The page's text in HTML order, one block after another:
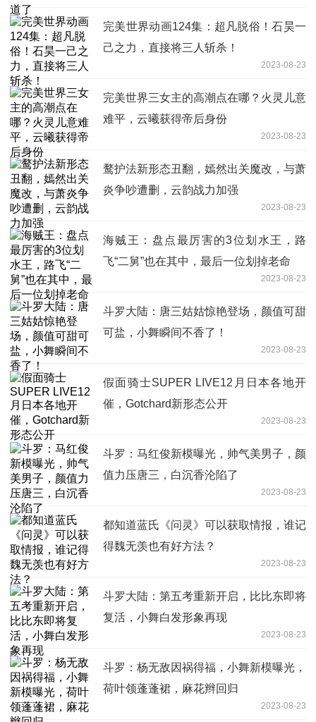
完美世界动画124集：超凡脱俗！石昊一
己之力，直接将三人斩杀！
2023-08-23
完美世界三女主的高潮点在哪？火灵儿意
难平，云曦获得帝后身份
2023-08-23
鹜护法新形态丑翻，嫣然出关魔改，与萧
炎争吵遭删，云韵战力加强
2023-08-23
海贼王：盘点最厉害的3位划水王，路
飞“二舅”也在其中，最后一位划掉老命
2023-08-23
斗罗大陆：唐三姑姑惊艳登场，颜值可甜
可盐，小舞瞬间不香了！
2023-08-23
假面骑士SUPER LIVE12月日本各地开
催，Gotchard新形态公开
2023-08-23
斗罗：马红俊新模曝光，帅气美男子，颜
值力压唐三，白沉香沦陷了
2023-08-23
都知道蓝氏《问灵》可以获取情报，谁记
得魏无羡也有好方法？
2023-08-23
斗罗大陆：第五考重新开启，比比东即将
复活，小舞白发形象再现
2023-08-23
斗罗：杨无敌因祸得福，小舞新模曝光，
荷叶领蓬蓬裙，麻花辫回归
2023-08-23